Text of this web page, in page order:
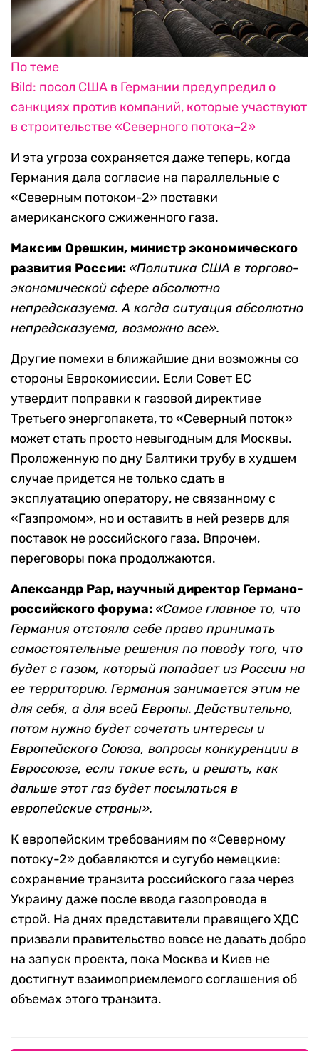
По теме
Bild: посол США в Германии предупредил о
санкциях против компаний, которые участвуют
в строительстве «Северного потока–2»
И эта угроза сохраняется даже теперь, когда
Германия дала согласие на параллельные с
«Северным потоком-2» поставки
американского сжиженного газа.
Максим Орешкин, министр экономического
развития России: «Политика США в торгово-
экономической сфере абсолютно
непредсказуема. А когда ситуация абсолютно
непредсказуема, возможно все».
Другие помехи в ближайшие дни возможны со
стороны Еврокомиссии. Если Совет ЕС
утвердит поправки к газовой директиве
Третьего энергопакета, то «Северный поток»
может стать просто невыгодным для Москвы.
Проложенную по дну Балтики трубу в худшем
случае придется не только сдать в
эксплуатацию оператору, не связанному с
«Газпромом», но и оставить в ней резерв для
поставок не российского газа. Впрочем,
переговоры пока продолжаются.
Александр Рар, научный директор Германо-
российского форума: «Самое главное то, что
Германия отстояла себе право принимать
самостоятельные решения по поводу того, что
будет с газом, который попадает из России на
ее территорию. Германия занимается этим не
для себя, а для всей Европы. Действительно,
потом нужно будет сочетать интересы и
Европейского Союза, вопросы конкуренции в
Евросоюзе, если такие есть, и решать, как
дальше этот газ будет посылаться в
европейские страны».
К европейским требованиям по «Северному
потоку-2» добавляются и сугубо немецкие:
сохранение транзита российского газа через
Украину даже после ввода газопровода в
строй. На днях представители правящего ХДС
призвали правительство вовсе не давать добро
на запуск проекта, пока Москва и Киев не
достигнут взаимоприемлемого соглашения об
объемах этого транзита.